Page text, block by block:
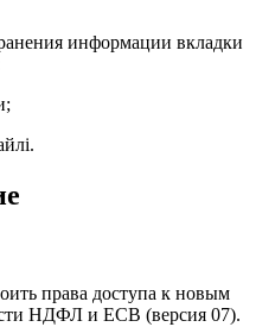
информации вкладки
права доступа к новым
НДФЛ и ЕСВ (версия 07).